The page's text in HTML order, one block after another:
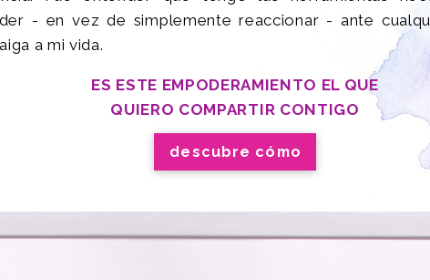
- en vez de simplemente reaccionar - ante
a mi vida.
ES ESTE EMPODERAMIENTO EL QUE
QUIERO COMPARTIR CONTIGO
descubre cómo